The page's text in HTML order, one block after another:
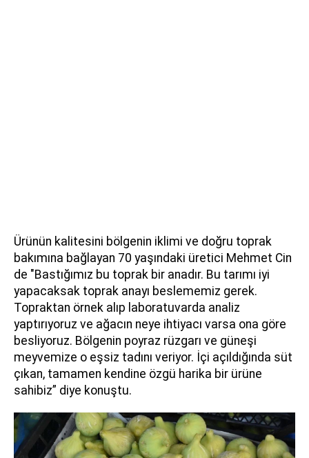
Ürünün kalitesini bölgenin iklimi ve doğru toprak
bakımına bağlayan 70 yaşındaki üretici Mehmet Cin
de "Bastığımız bu toprak bir anadır. Bu tarımı iyi
yapacaksak toprak anayı beslememiz gerek.
Topraktan örnek alıp laboratuvarda analiz
yaptırıyoruz ve ağacın neye ihtiyacı varsa ona göre
besliyoruz. Bölgenin poyraz rüzgarı ve güneşi
meyvemize o eşsiz tadını veriyor. İçi açıldığında süt
çıkan, tamamen kendine özgü harika bir ürüne
sahibiz” diye konuştu.